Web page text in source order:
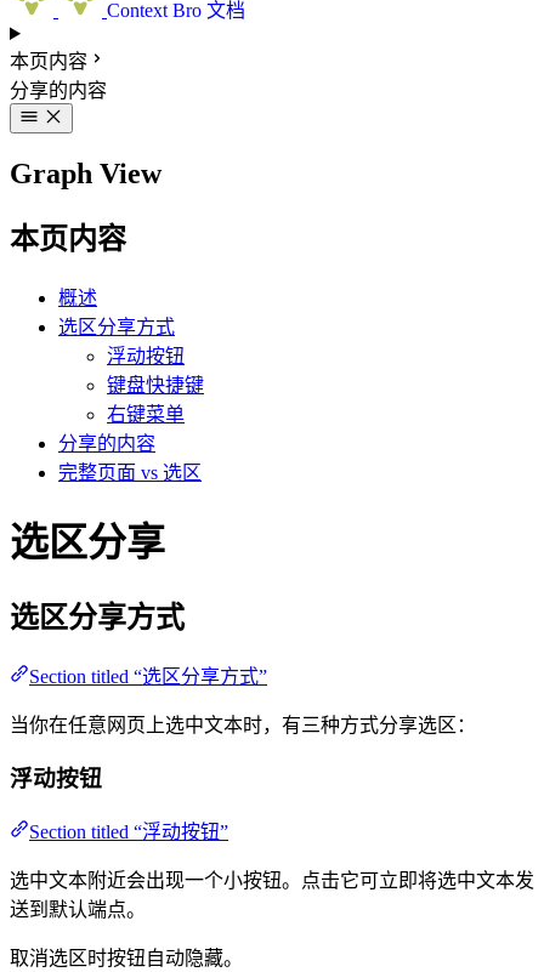
Context Bro 文档
本页内容
分享的内容
Graph View
本页内容
概述
选区分享方式
浮动按钮
键盘快捷键
右键菜单
分享的内容
完整页面 vs 选区
选区分享
选区分享方式
Section titled “选区分享方式”
当你在任意网页上选中文本时，有三种方式分享选区：
浮动按钮
Section titled “浮动按钮”
选中文本附近会出现一个小按钮。点击它可立即将选中文本发
送到默认端点。
取消选区时按钮自动隐藏。